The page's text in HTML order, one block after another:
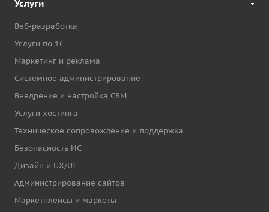
Услуги
Веб-разработка
Услуги по 1С
Маркетинг и реклама
Системное администрирование
Внедрение и настройка CRM
Услуги хостинга
Техническое сопровождение и поддержка
Безопасность ИС
Дизайн и UX/UI
Администрирование сайтов
Маркетплейсы и маркеты